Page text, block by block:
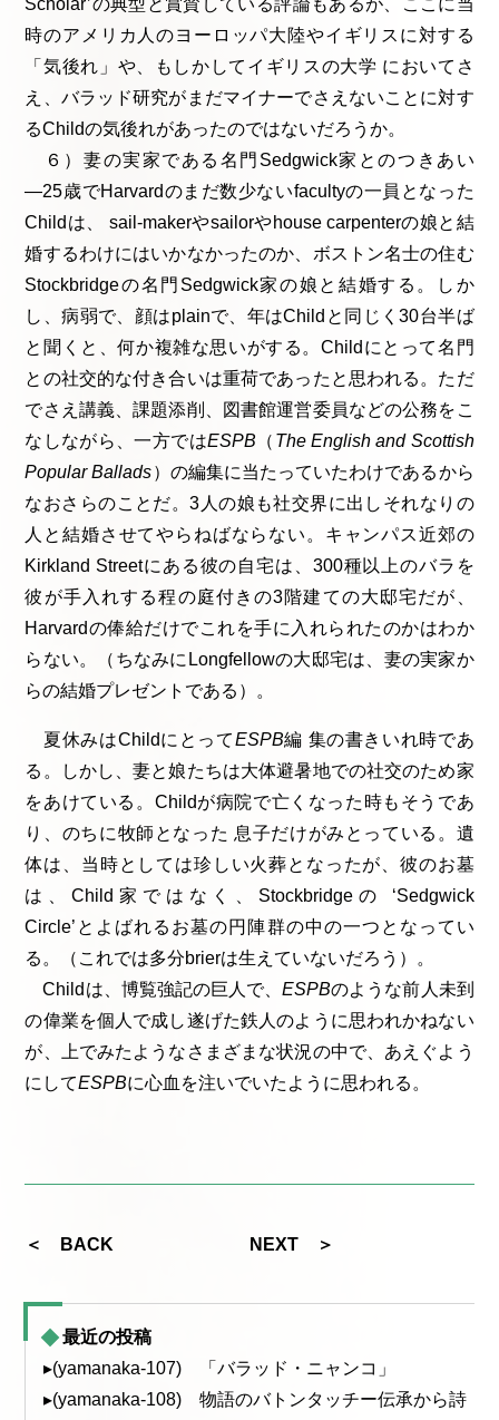
Scholar’の典型と賞賛している評論もあるが、ここに当
時のアメリカ人のヨーロッパ大陸やイギリスに対する
「気後れ」や、もしかしてイギリスの大学 においてさ
え、バラッド研究がまだマイナーでさえないことに対す
るChildの気後れがあったのではないだろうか。
６）妻の実家である名門Sedgwick家とのつきあい
―25歳でHarvardのまだ数少ないfacultyの一員となった
Childは、 sail-makerやsailorやhouse carpenterの娘と結
婚するわけにはいかなかったのか、ボストン名士の住む
Stockbridgeの名門Sedgwick家の娘と結婚する。しか
し、病弱で、顔はplainで、年はChildと同じく30台半ば
と聞くと、何か複雑な思いがする。Childにとって名門
との社交的な付き合いは重荷であったと思われる。ただ
でさえ講義、課題添削、図書館運営委員などの公務をこ
なしながら、一方ではESPB （ The English and Scottish
Popular Ballads）の編集に当たっていたわけであるから
なおさらのことだ。3人の娘も社交界に出しそれなりの
人と結婚させてやらねばならない。キャンパス近郊の
Kirkland Streetにある彼の自宅は、300種以上のバラを
彼が手入れする程の庭付きの3階建ての大邸宅だが、
Harvardの俸給だけでこれを手に入れられたのかはわか
らない。（ちなみにLongfellowの大邸宅は、妻の実家か
らの結婚プレゼントである）。
夏休みはChildにとってESPB編 集の書きいれ時であ
る。しかし、妻と娘たちは大体避暑地での社交のため家
をあけている。Childが病院で亡くなった時もそうであ
り、のちに牧師となった 息子だけがみとっている。遺
体は、当時としては珍しい火葬となったが、彼のお墓
は、Child家ではなく、Stockbridgeの ‘Sedgwick
Circle’とよばれるお墓の円陣群の中の一つとなってい
る。（これでは多分brierは生えていないだろう）。
Childは、博覧強記の巨人で、ESPBのような前人未到
の偉業を個人で成し遂げた鉄人のように思われかねない
が、上でみたようなさまざまな状況の中で、あえぐよう
にしてESPBに心血を注いでいたように思われる。
＜ BACK NEXT ＞
最近の投稿
▸(yamanaka-107) 「バラッド・ニャンコ」
▸(yamanaka-108) 物語のバトンタッチー伝承から詩